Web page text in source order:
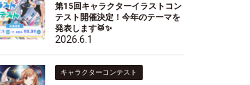
第15回キャラクターイラストコン
テスト開催決定！今年のテーマを
発表します🥁✨
2026.6.1
キャラクターコンテスト